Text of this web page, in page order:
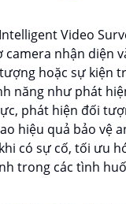
cao. Sau đây là
dành cho bạn
Video
nhận diện
hoặc sự kiện
năng như phát
phát hiện đối
hiệu quả bảo vệ
có sự cố, tối ưu
trong các tình